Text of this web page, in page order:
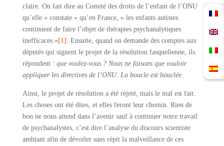
claire. On fait dire au Comité des droits de l’enfant de l’ONU
qu’elle « constate » qu’en France, « les enfants autistes
continuent de faire l’objet de thérapies psychanalytiques
inefficaces » [1]
. Ensuite, quand on demande des comptes aux
députés qui signent le projet de la résolution fasquelienne, ils
répondent : que voulez-vous ? Nous ne faisons que vouloir
appliquer les directives de l’ONU. La boucle est bouclée.
Ainsi, le projet de résolution a été rejeté, mais le mal est fait.
Les choses ont été dites, et elles feront leur chemin. Rien de
bon ne nous attend dans l’avenir sauf à continuer notre travail
de psychanalystes, c’est dire l’analyse du discours scientiste
ambiant afin de dévoiler sans répit la malveillance de ces